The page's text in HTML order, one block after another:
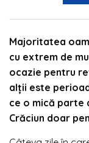
Majoritatea
cu extrem de
ocazie pentru
alții este
ce o mică parte
Crăciun doar